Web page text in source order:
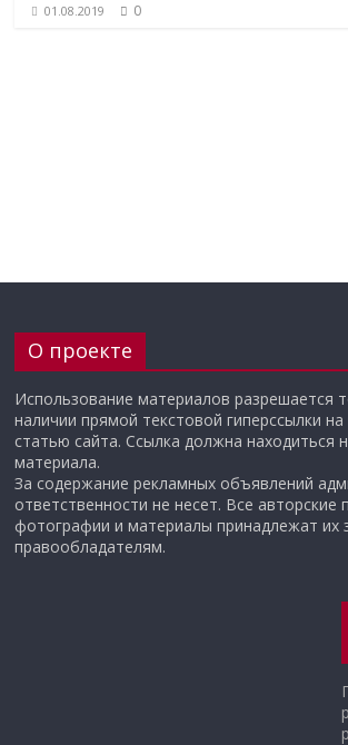
01.08.2019 0
О проекте
Использование материалов разрешается
наличии прямой текстовой гиперссылки
статью сайта. Ссылка должна находиться
материала.
За содержание рекламных объявлений
ответственности не несет. Все авторские
фотографии и материалы принадлежат их
правообладателям.